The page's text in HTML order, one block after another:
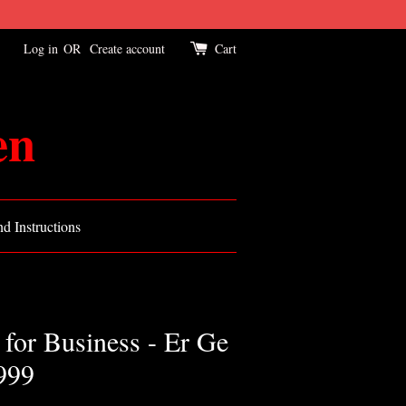
Log in OR Create account Cart
Instructions
Business - Er Ge